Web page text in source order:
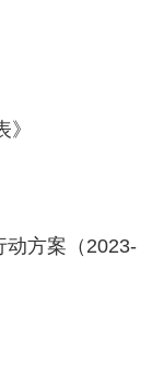
动方案（2023-